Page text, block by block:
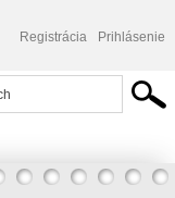
Registrácia Prihlásenie
????